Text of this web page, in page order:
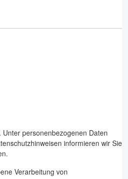
personenbezogenen Daten
informieren wir Sie
Verarbeitung von